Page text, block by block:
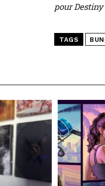
pour
TAGS